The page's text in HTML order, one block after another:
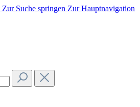
Zur Suche springen Zur Hauptnavigation